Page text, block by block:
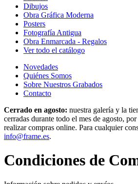
Dibujos
Obra Gráfica Moderna
Posters
Fotografía Antigua
Obra Enmarcada - Regalos
Ver todo el catálogo
Novedades
Quiénes Somos
Sobre Nuestros Grabados
Contacto
Cerrado en agosto: nuestra galería y la
cerradas durante todo el mes de agosto,
realizar compras online. Para cualquier
info@frame.es.
Condiciones de